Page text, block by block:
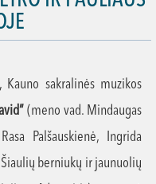
sakralinės muzikos
(meno vad. Mindaugas
Palšauskienė, Ingrida
Šiaulių berniukų ir jaunuolių